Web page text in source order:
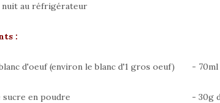
nuit au réfrigérateur
:
d'oeuf (environ le blanc d'1 gros oeuf)
sucre en poudre
- 70ml
- 30g